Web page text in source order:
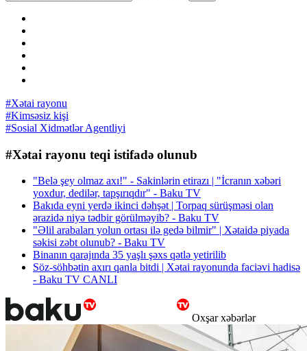
#Xətai rayonu
#Kimsəsiz kişi
#Sosial Xidmətlər Agentliyi
#Xətai rayonu teqi istifadə olunub
"Belə şey olmaz axı!" - Sakinlərin etirazı | "İcranın xəbəri
yoxdur, dedilər, tapşırıqdır" - Baku TV
Bakıda eyni yerdə ikinci dəhşət | Torpaq sürüşməsi olan
ərazidə niyə tədbir görülməyib? - Baku TV
"Əlil arabaları yolun ortası ilə gedə bilmir" | Xətaidə piyada
səkisi zəbt olunub? - Baku TV
Binanın qarajında 35 yaşlı şəxs qətlə yetirilib
Söz-söhbətin axırı qanla bitdi | Xətai rayonunda faciəvi hadisə
- Baku TV CANLI
Oxşar xəbərlər